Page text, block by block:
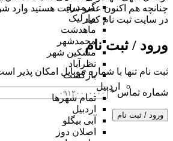
چنانچه هم‌ اکنون عضو سایت هستید وارد
در سایت ثبت نام کنید
ورود / ثبت نام
ثبت نام تنها با شماره موبایل امکان پذیر
شماره تماس*
ورود / ثبت نام
گرمدره
مارلیک
ماهدشت
محمدشهر
مشکین شهر
نظرآباد
بازگشت
اردبیل
تمام شهر‌ها
اردبیل
آبی بیگلو
اصلان دوز